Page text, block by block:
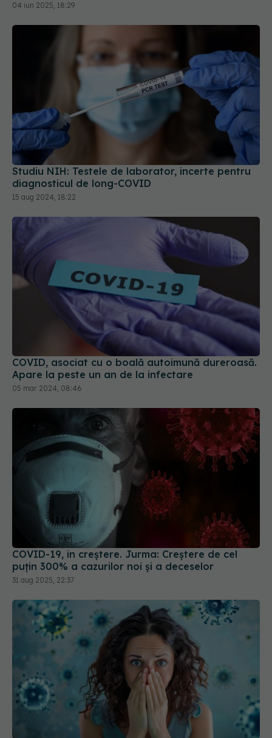
04 iun 2025, 18:29
Studiu NIH: Testele de laborator, incerte pentru
diagnosticul de long-COVID
15 aug 2024, 18:22
COVID, asociat cu o boală autoimună dureroasă.
Apare la peste un an de la infectare
05 mar 2024, 08:46
COVID-19, în creștere. Jurma: Creștere de cel
puțin 300% a cazurilor noi și a deceselor
31 aug 2025, 22:37